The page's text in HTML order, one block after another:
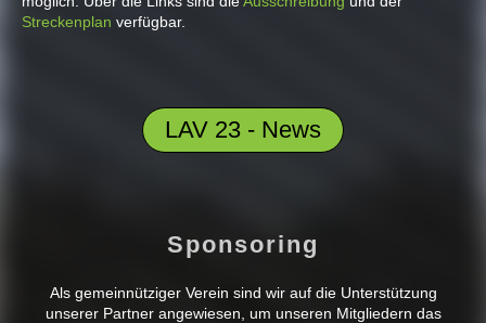
Streckenplan verfügbar.
LAV 23 - News
Sponsoring
Als gemeinnütziger Verein sind wir auf die Unterstützung
unserer Partner angewiesen, um unseren Mitgliedern das